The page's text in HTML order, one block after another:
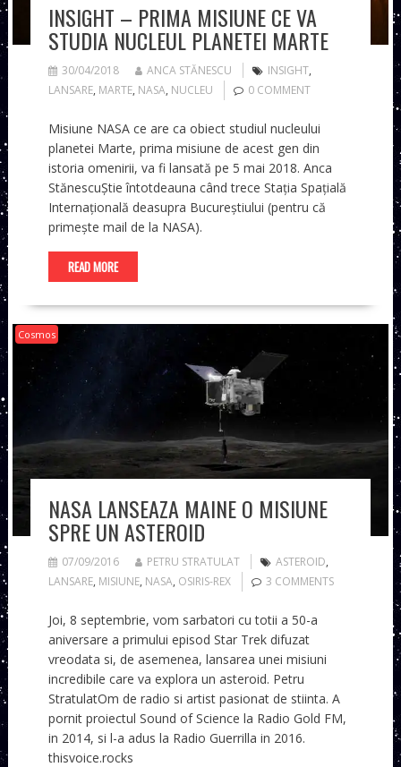
INSIGHT – PRIMA MISIUNE CE VA
STUDIA NUCLEUL PLANETEI MARTE
30/04/2018 ANCA STĂNESCU INSIGHT,
LANSARE, MARTE, NASA, NUCLEU 0 COMMENT
Misiune NASA ce are ca obiect studiul nucleului
planetei Marte, prima misiune de acest gen din
istoria omenirii, va fi lansată pe 5 mai 2018. Anca
StănescuȘtie întotdeauna când trece Stația Spațială
Internațională deasupra Bucureștiului (pentru că
primește mail de la NASA).
READ MORE
Cosmos
NASA LANSEAZA MAINE O MISIUNE
SPRE UN ASTEROID
07/09/2016 PETRU STRATULAT ASTEROID,
LANSARE, MISIUNE, NASA, OSIRIS-REX 3 COMMENTS
Joi, 8 septembrie, vom sarbatori cu totii a 50-a
aniversare a primului episod Star Trek difuzat
vreodata si, de asemenea, lansarea unei misiuni
incredibile care va explora un asteroid. Petru
StratulatOm de radio si artist pasionat de stiinta. A
pornit proiectul Sound of Science la Radio Gold FM,
in 2014, si l-a adus la Radio Guerrilla in 2016.
thisvoice.rocks